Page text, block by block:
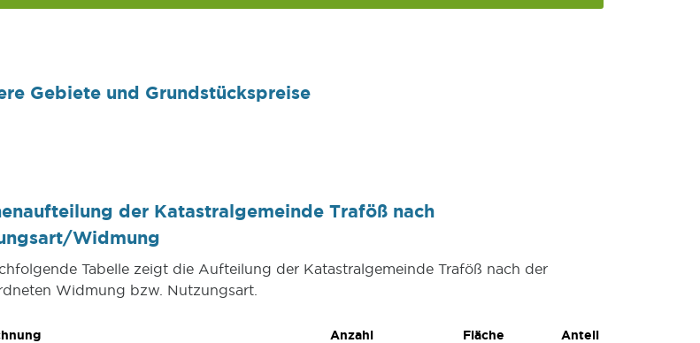
Gebiete und Grundstückspreise
der Katastralgemeinde Traföß nach
Widmung
Tabelle zeigt die Aufteilung der Katastralgemeinde Traföß nach der
Widmung bzw. Nutzungsart.
Anzahl Fläche
Anteil